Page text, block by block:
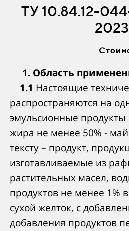
ТУ 10.84.12-
2023
1. Область
1.1 Настоящие
распространяются на
эмульсионные
жира не менее 50% -
тексту – продукт,
изготавливаемые из
растительных масел,
продуктов не менее 1%
сухой желток, с
добавления продуктов